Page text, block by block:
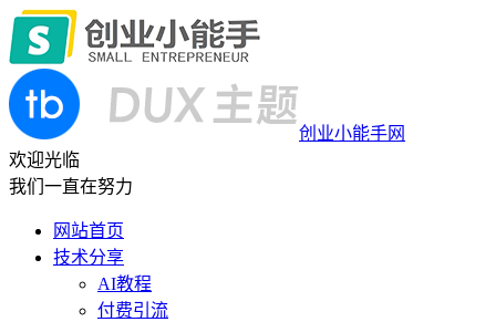
创业小能手网
欢迎光临
我们一直在努力
网站首页
技术分享
AI教程
付费引流